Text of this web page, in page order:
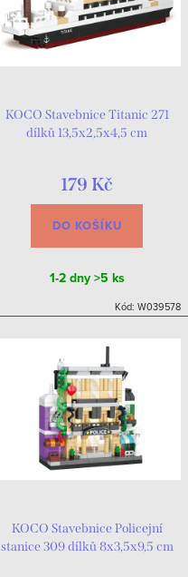
KOCO Stavebnice Titanic 271
dílků 13,5x2,5x4,5 cm
179 Kč
DO KOŠÍKU
1-2 dny >5 ks
Kód: W039578
KOCO Stavebnice Policejní
stanice 309 dílků 8x3,5x9,5 cm